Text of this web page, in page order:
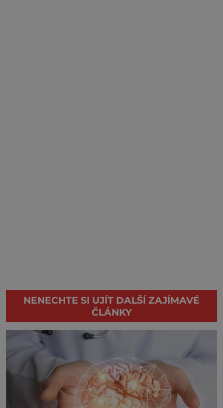
NENECHTE SI UJÍT DALŠÍ ZAJÍMAVÉ
ČLÁNKY